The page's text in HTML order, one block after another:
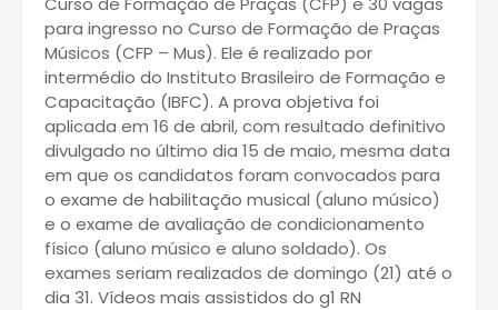
para ingresso no Curso de Formação de Praças
Músicos (CFP – Mus). Ele é realizado por
intermédio do Instituto Brasileiro de Formação e
Capacitação (IBFC). A prova objetiva foi
aplicada em 16 de abril, com resultado definitivo
divulgado no último dia 15 de maio, mesma data
em que os candidatos foram convocados para
o exame de habilitação musical (aluno músico)
e o exame de avaliação de condicionamento
físico (aluno músico e aluno soldado). Os
exames seriam realizados de domingo (21) até o
dia 31. Vídeos mais assistidos do g1 RN